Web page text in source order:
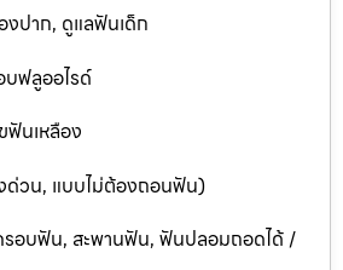
ปาก, ดูแลฟันเด็ก
ฟลูออไรด์
นเหลือง
ด่วน, แบบไม่ต้องถอนฟัน)
รอบฟัน, สะพานฟัน, ฟันปลอมถอดได้ /